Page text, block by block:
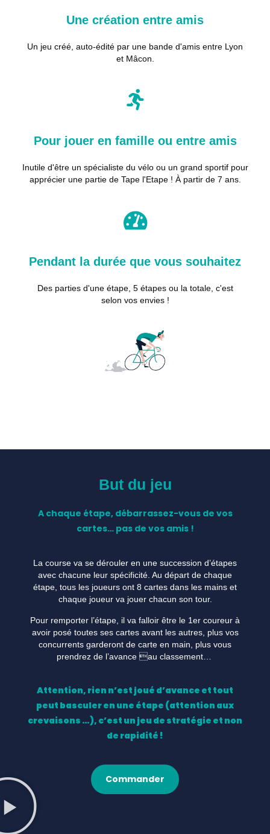
Une création entre amis
Un jeu créé, auto-édité par une bande d'amis entre Lyon
et Mâcon.
Pour jouer en famille ou entre amis
Inutile d'être un spécialiste du vélo ou un grand sportif pour
apprécier une partie de Tape l'Etape ! À partir de 7 ans.
Pendant la durée que vous souhaitez
Des parties d'une étape, 5 étapes ou la totale, c'est
selon vos envies !
But du jeu
A chaque étape, débarrassez-vous de vos
cartes… pas de vos amis !
La course va se dérouler en une succession d’étapes
avec chacune leur spécificité. Au départ de chaque
étape, tous les joueurs ont 8 cartes dans les mains et
chaque joueur va jouer chacun son tour.
Pour remporter l’étape, il va falloir être le 1er coureur à
avoir posé toutes ses cartes avant les autres, plus vos
concurrents garderont de carte en main, plus vous
prendrez de l’avance au classement…
Attention, rien n’est joué d’avance et tout
peut basculer en une étape (attention aux
crevaisons …), c’est un jeu de stratégie et non
de rapidité !
Commander